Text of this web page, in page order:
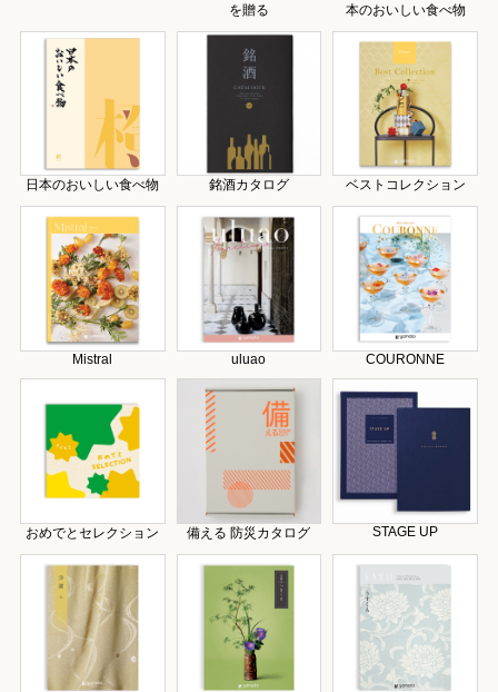
を贈る
本のおいしい食べ物
日本のおいしい食べ物 銘酒カタログ ベストコレクション
Mistral uluao COURONNE
おめでとセレクション 備える 防災カタログ STAGE UP